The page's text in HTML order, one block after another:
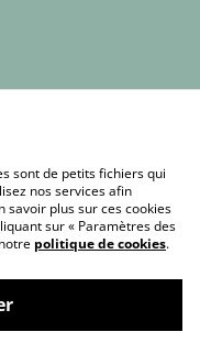
Terms
Policy
sont de petits fichiers qui
nos services afin
savoir plus sur ces cookies
sur « Paramètres des
politique de cookies.